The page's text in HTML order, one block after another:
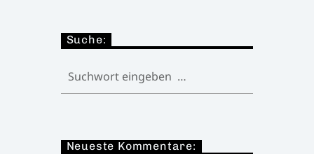
Suche:
Neueste Kommentare: